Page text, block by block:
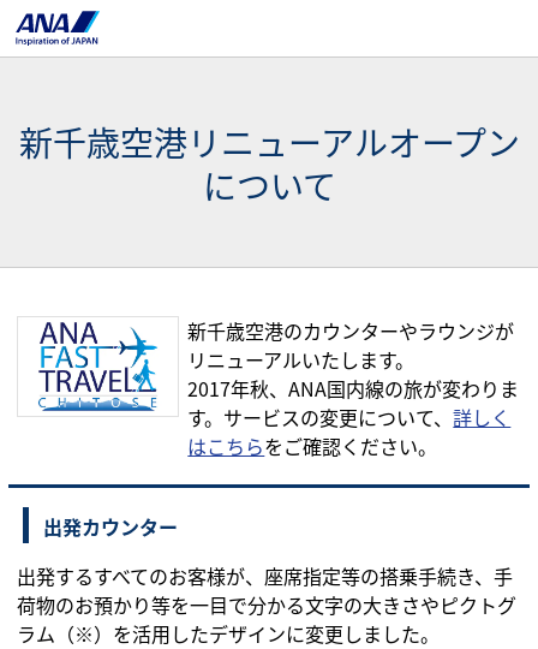
新千歳空港リニューアルオープン
について
新千歳空港のカウンターやラウンジが
リニューアルいたします。
2017年秋、ANA国内線の旅が変わりま
す。サービスの変更について、詳しく
はこちらをご確認ください。
出発カウンター
出発するすべてのお客様が、座席指定等の搭乗手続き、手
荷物のお預かり等を一目で分かる文字の大きさやピクトグ
ラム（※）を活用したデザインに変更しました。